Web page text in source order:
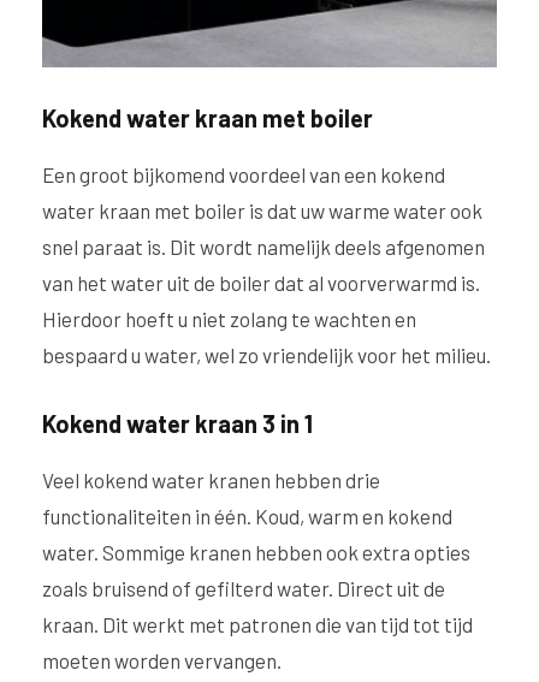
Kokend water kraan met boiler
Een groot bijkomend voordeel van een kokend
water kraan met boiler is dat uw warme water ook
snel paraat is. Dit wordt namelijk deels afgenomen
van het water uit de boiler dat al voorverwarmd is.
Hierdoor hoeft u niet zolang te wachten en
bespaard u water, wel zo vriendelijk voor het milieu.
Kokend water kraan 3 in 1
Veel kokend water kranen hebben drie
functionaliteiten in één. Koud, warm en kokend
water. Sommige kranen hebben ook extra opties
zoals bruisend of gefilterd water. Direct uit de
kraan. Dit werkt met patronen die van tijd tot tijd
moeten worden vervangen.